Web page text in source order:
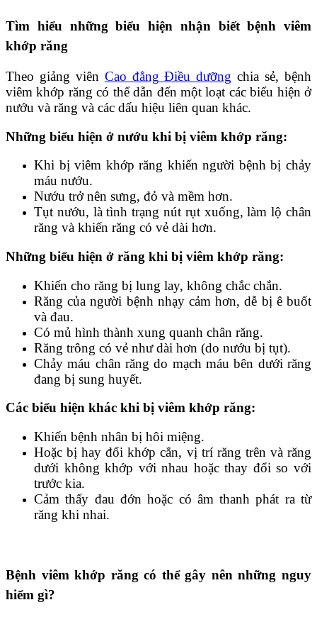
Tìm hiểu những biểu hiện nhận biết bệnh viêm
khớp răng
Theo giảng viên Cao đẳng Điều dưỡng chia sẻ, bệnh
viêm khớp răng có thể dẫn đến một loạt các biểu hiện ở
nướu và răng và các dấu hiệu liên quan khác.
Những biểu hiện ở nướu khi bị viêm khớp răng:
Khi bị viêm khớp răng khiến người bệnh bị chảy
máu nướu.
Nướu trở nên sưng, đỏ và mềm hơn.
Tụt nướu, là tình trạng nút rụt xuống, làm lộ chân
răng và khiến răng có vẻ dài hơn.
Những biểu hiện ở răng khi bị viêm khớp răng:
Khiến cho răng bị lung lay, không chắc chắn.
Răng của người bệnh nhạy cảm hơn, dễ bị ê buốt
và đau.
Có mủ hình thành xung quanh chân răng.
Răng trông có vẻ như dài hơn (do nướu bị tụt).
Chảy máu chân răng do mạch máu bên dưới răng
đang bị sung huyết.
Các biểu hiện khác khi bị viêm khớp răng:
Khiến bệnh nhân bị hôi miệng.
Hoặc bị hay đổi khớp cắn, vị trí răng trên và răng
dưới không khớp với nhau hoặc thay đổi so với
trước kia.
Cảm thấy đau đớn hoặc có âm thanh phát ra từ
răng khi nhai.
Bệnh viêm khớp răng có thể gây nên những nguy
hiểm gì?